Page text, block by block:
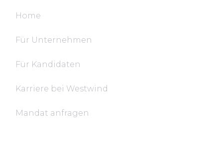
Home
Für Unternehmen
Für Kandidaten
Karriere bei Westwind
Mandat anfragen